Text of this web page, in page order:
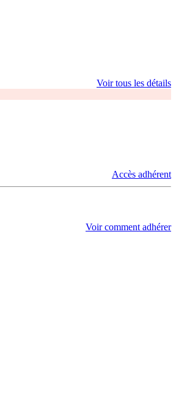
Voir tous les détails
Accès adhérent
Voir comment adhérer